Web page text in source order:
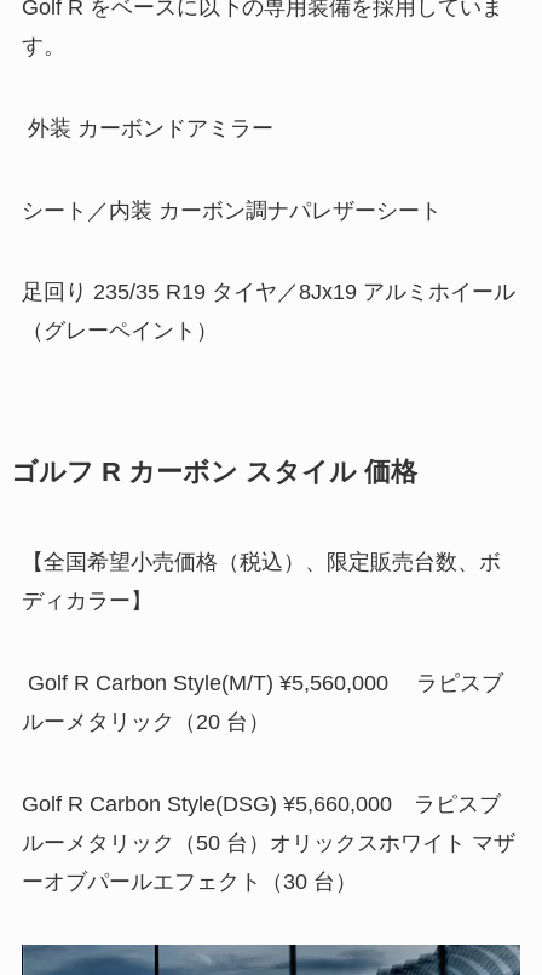
Golf R をベースに以下の専用装備を採用していま
す。
外装 カーボンドアミラー
シート／内装 カーボン調ナパレザーシート
足回り 235/35 R19 タイヤ／8Jx19 アルミホイール
（グレーペイント）
ゴルフ R カーボン スタイル 価格
【全国希望小売価格（税込）、限定販売台数、ボ
ディカラー】
Golf R Carbon Style(M/T) ¥5,560,000 ラピスブ
ルーメタリック（20 台）
Golf R Carbon Style(DSG) ¥5,660,000 ラピスブ
ルーメタリック（50 台）オリックスホワイト マザ
ーオブパールエフェクト（30 台）